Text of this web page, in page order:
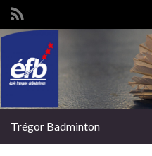
Trégor Badminton